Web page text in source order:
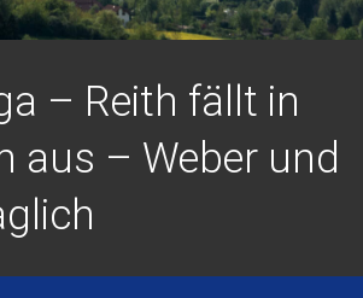
– Reith fällt in
aus – Weber und